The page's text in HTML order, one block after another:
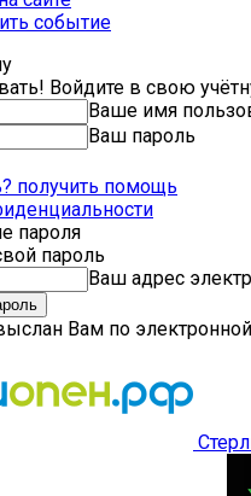
событие
Войдите в свою
Ваше имя
Ваш пароль
получить помощь
пароля
пароль
Ваш адрес
Вам по электронной